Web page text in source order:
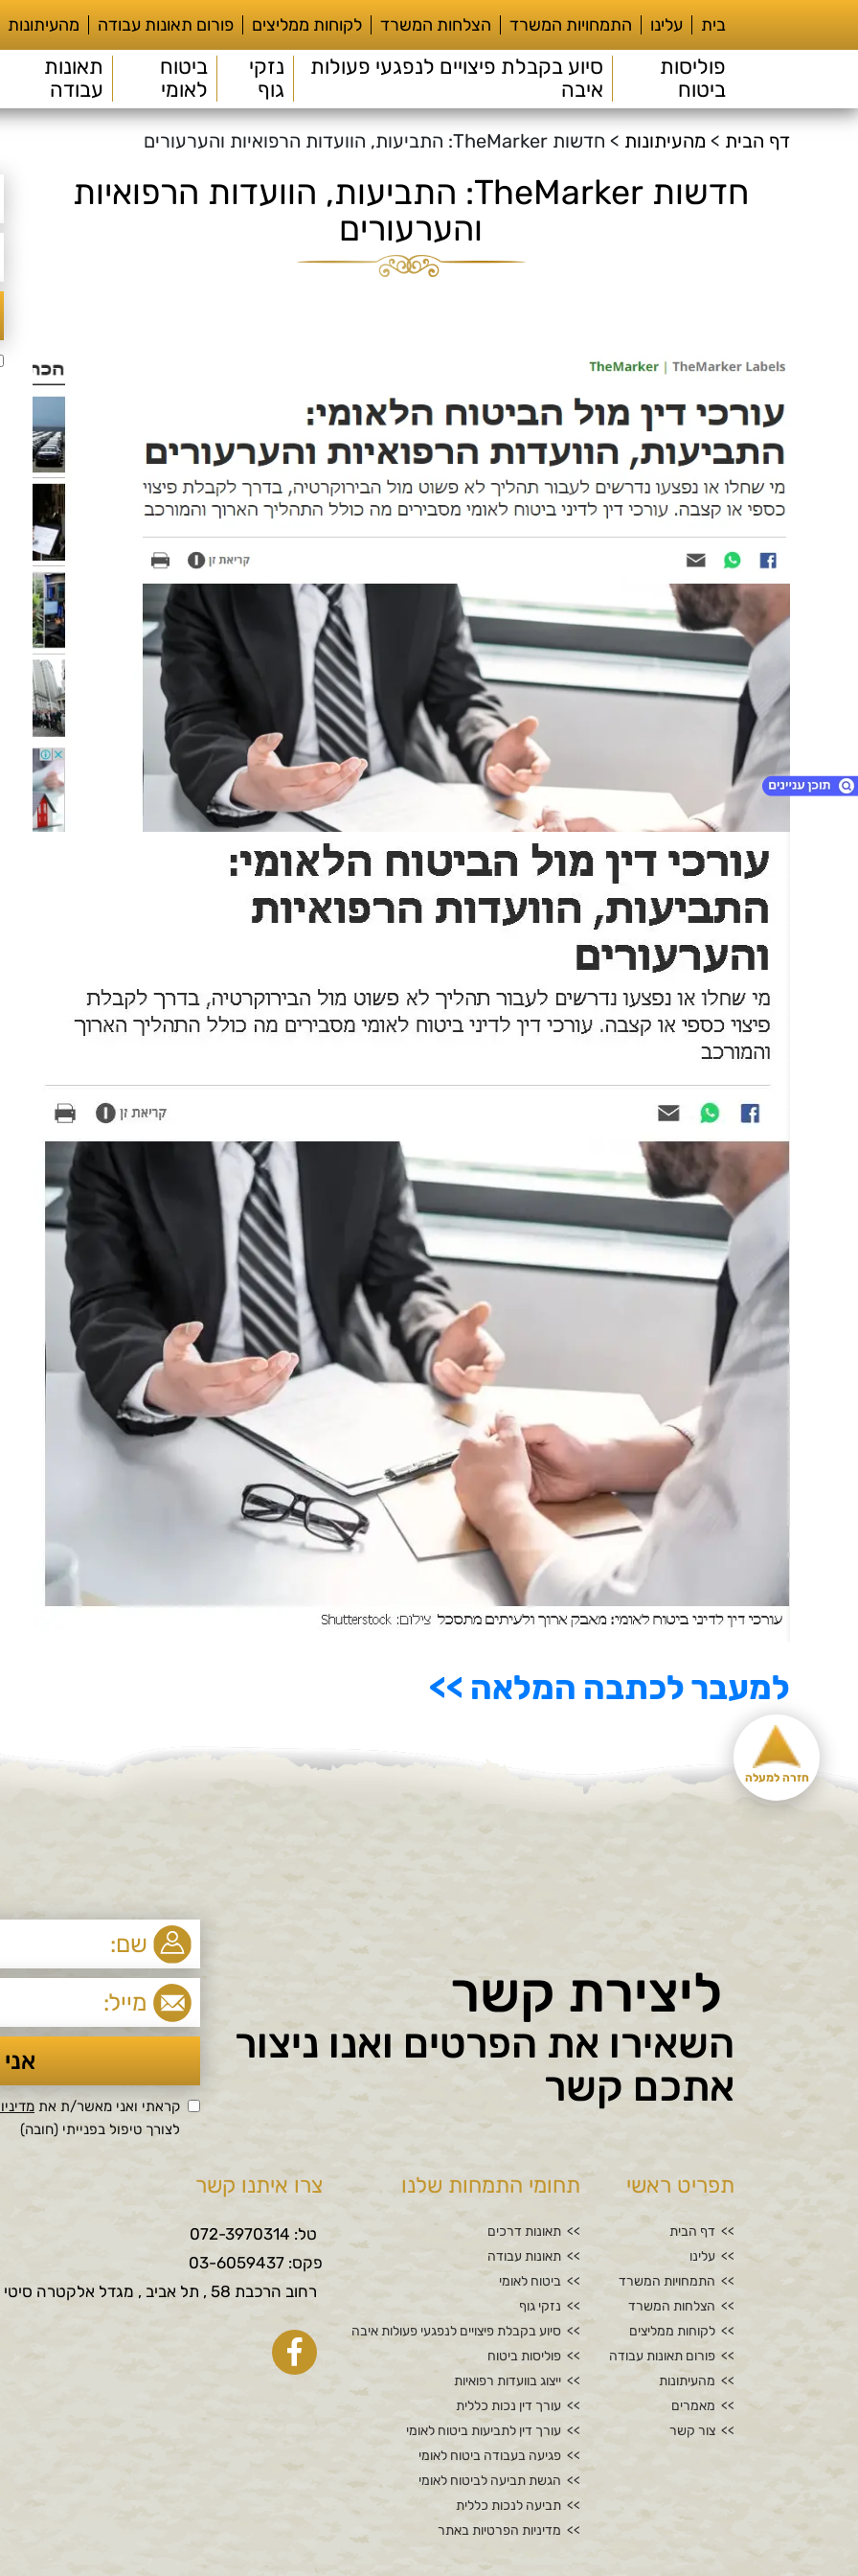
1. חדשות TheMarker: התביעות, הוועדות
הרפואיות והערעורים
בית עלינו התמחויות המשרד הצלחות המשרד לקוחות ממליצים פורום תאונות עבודה מהעיתונות
פוליסות
ביטוח
סיוע בקבלת פיצויים לנפגעי פעולות
איבה
נזקי
גוף
ביטוח
לאומי
תאונות
עבודה
דף הבית > מהעיתונות > חדשות TheMarker: התביעות, הוועדות הרפואיות והערעורים
חדשות TheMarker: התביעות, הוועדות הרפואיות
והערעורים
למעבר לכתבה המלאה >>
חזרה למעלה
ליצירת קשר
השאירו את הפרטים ואנו ניצור
אתכם קשר
קראתי ואני מאשר/ת את
לצורך טיפול בפנייתי (חובה)
תפריט ראשי
דף הבית
עלינו
התמחויות המשרד
הצלחות המשרד
לקוחות ממליצים
פורום תאונות עבודה
מהעיתונות
מאמרים
צור קשר
תחומי התמחות שלנו
תאונות דרכים
תאונות עבודה
ביטוח לאומי
נזקי גוף
סיוע בקבלת פיצויים לנפגעי פעולות איבה
פוליסות ביטוח
ייצוג בוועדות רפואיות
עורך דין נכות כללית
עורך דין לתביעות ביטוח לאומי
פגיעה בעבודה ביטוח לאומי
הגשת תביעה לביטוח לאומי
תביעה לנכות כללית
מדיניות הפרטיות באתר
צרו איתנו קשר
טל: 072-3970314
פקס: 03-6059437
רחוב הרכבת 58 , תל אביב , מגדל אלקטרה סיטי